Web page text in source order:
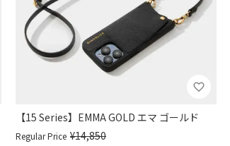
【15 Series】EMMA GOLD エマ ゴールド
Regular Price ¥14,850